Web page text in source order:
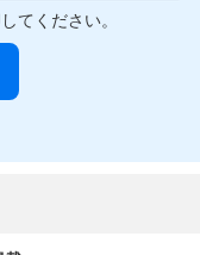
てください。